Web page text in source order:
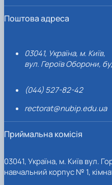
Поштова адреса
03041, Україна, м. Київ,
вул. Героїв Оборони,
(044) 527-82-42
rectorat@nubip.edu.ua
Приймальна комісія
03041, Україна, м. Київ вул.
навчальний корпус № 1,